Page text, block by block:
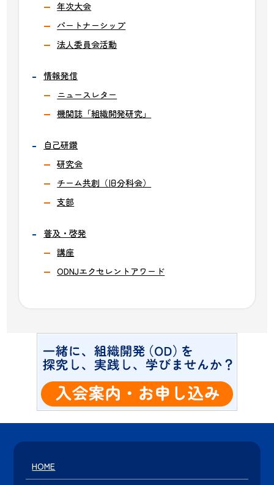
年次大会
パートナーシップ
法人委員会活動
情報発信
ニュースレター
機関誌「組織開発研究」
自己研鑽
研究会
チーム共創（旧分科会）
支部
普及・啓発
講座
ODNJエクセレントアワード
HOME